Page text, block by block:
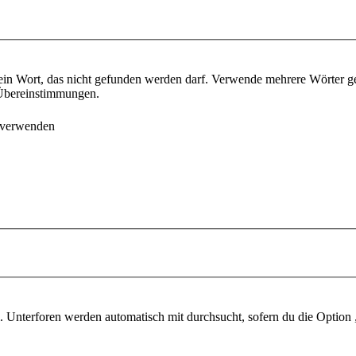
Wort, das nicht gefunden werden darf. Verwende mehrere Wörter
werden automatisch mit durchsucht, sofern du die